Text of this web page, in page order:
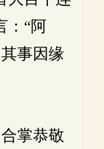
：“阿
事因缘
掌恭敬